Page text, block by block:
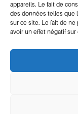
appareils. Le fait de
des données telles que
sur ce site. Le fait de
avoir un effet négatif
Cartographie